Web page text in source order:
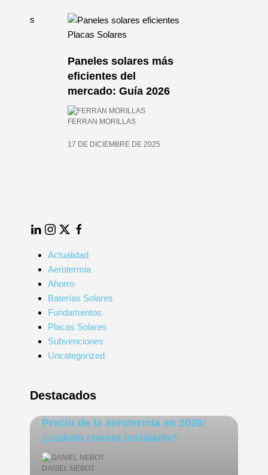
Placas Solares
Paneles solares más
eficientes del
mercado: Guía 2026
FERRAN MORILLAS
17 DE DICIEMBRE DE 2025
LinkedInInstagram
TwitterFacebook
Actualidad
Aerotermia
Ahorro
Baterías Solares
Fundamentos
Placas Solares
Subvenciones
Uncategorized
Destacados
Precio de la aerotermia en 2026:
¿cuánto cuesta instalarla?
DANIEL NEBOT